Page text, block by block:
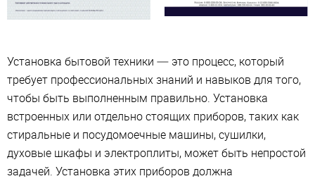
Установка бытовой техники — это процесс, который
требует профессиональных знаний и навыков для того,
чтобы быть выполненным правильно. Установка
встроенных или отдельно стоящих приборов, таких как
стиральные и посудомоечные машины, сушилки,
духовые шкафы и электроплиты, может быть непростой
задачей. Установка этих приборов должна